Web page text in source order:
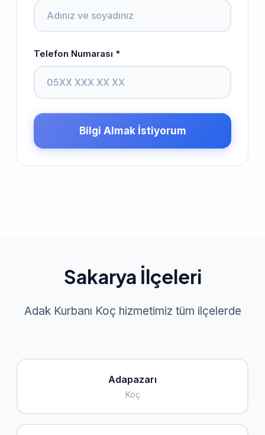
Telefon Numarası *
Bilgi Almak İstiyorum
Sakarya İlçeleri
Adak Kurbanı Koç hizmetimiz tüm ilçelerde
Adapazarı
Koç